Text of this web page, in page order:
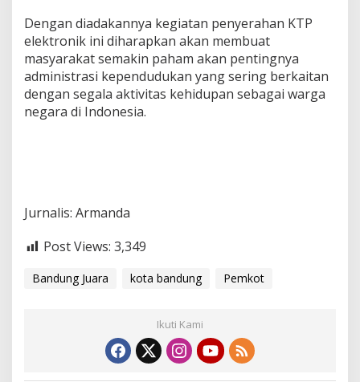
Dengan diadakannya kegiatan penyerahan KTP
elektronik ini diharapkan akan membuat
masyarakat semakin paham akan pentingnya
administrasi kependudukan yang sering berkaitan
dengan segala aktivitas kehidupan sebagai warga
negara di Indonesia.
Jurnalis: Armanda
Post Views: 3,349
Bandung Juara kota bandung Pemkot
Ikuti Kami